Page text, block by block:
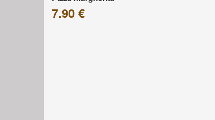
7.90 €